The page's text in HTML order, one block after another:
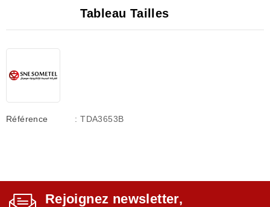
Tableau Tailles
Référence : TDA3653B
Rejoignez newsletter,